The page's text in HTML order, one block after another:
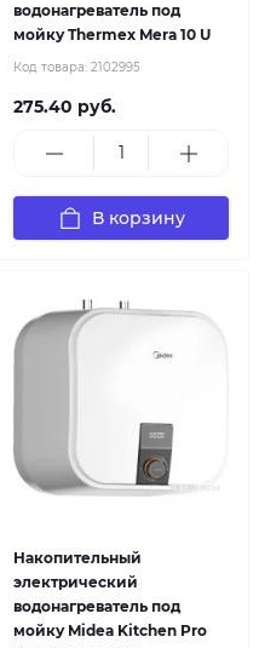
водонагреватель под
мойку Thermex Mera 10 U
Код товара: 2102995
275.40 руб.
В корзину
Накопительный
электрический
водонагреватель под
мойку Midea Kitchen Pro